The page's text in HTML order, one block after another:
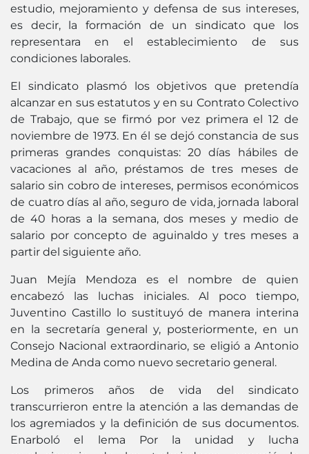
estudio, mejoramiento y defensa de sus intereses,
es decir, la formación de un sindicato que los
representara en el establecimiento de sus
condiciones laborales.
El sindicato plasmó los objetivos que pretendía
alcanzar en sus estatutos y en su Contrato Colectivo
de Trabajo, que se firmó por vez primera el 12 de
noviembre de 1973. En él se dejó constancia de sus
primeras grandes conquistas: 20 días hábiles de
vacaciones al año, préstamos de tres meses de
salario sin cobro de intereses, permisos económicos
de cuatro días al año, seguro de vida, jornada laboral
de 40 horas a la semana, dos meses y medio de
salario por concepto de aguinaldo y tres meses a
partir del siguiente año.
Juan Mejía Mendoza es el nombre de quien
encabezó las luchas iniciales. Al poco tiempo,
Juventino Castillo lo sustituyó de manera interina
en la secretaría general y, posteriormente, en un
Consejo Nacional extraordinario, se eligió a Antonio
Medina de Anda como nuevo secretario general.
Los primeros años de vida del sindicato
transcurrieron entre la atención a las demandas de
los agremiados y la definición de sus documentos.
Enarboló el lema Por la unidad y lucha